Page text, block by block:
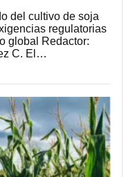
del cultivo de soja
regulatorias
global Redactor:
C. El…